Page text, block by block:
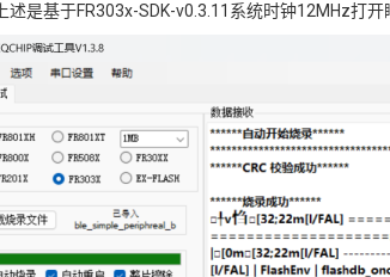
上述是基于FR303x-SDK-v0.3.11系统时钟12MHz打